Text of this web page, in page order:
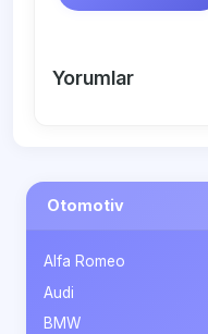
Yorumlar
Otomotiv
Alfa Romeo
Audi
BMW